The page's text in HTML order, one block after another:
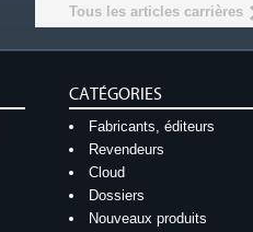
Tous les articles carrières
CATÉGORIES
Fabricants, éditeurs
Revendeurs
Cloud
Dossiers
Nouveaux produits